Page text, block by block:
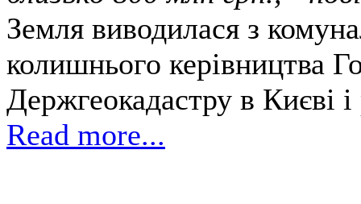
Земля виводилася з
колишнього керівництва
Держгеокадастру в Києві
Read more...